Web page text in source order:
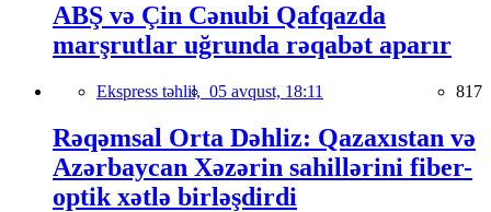
ABŞ və Çin Cənubi Qafqazda
marşrutlar uğrunda rəqabət aparır
Ekspress təhlil, 05 avqust, 18:11 817
Rəqəmsal Orta Dəhliz: Qazaxıstan və
Azərbaycan Xəzərin sahillərini fiber-
optik xətlə birləşdirdi